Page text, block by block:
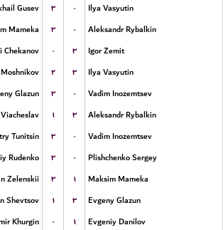
Gusev
۳ ۰
Ilya Vasyutin
Mameka
۳ ۰
Aleksandr Rybalkin
Chekanov
۰ ۳
Igor Zemit
۲ ۳
Ilya Vasyutin
Glazun
۳ ۰
Vadim Inozemtsev
۱ ۳
Aleksandr Rybalkin
Tunitsin
۳ ۰
Vadim Inozemtsev
Rudenko
۳ ۰
Plishchenko Sergey
Zelenskii
۳ ۱
Maksim Mameka
Shevtsov
۱ ۳
Evgeny Glazun
Khurgin
۰ ۱
Evgeniy Danilov